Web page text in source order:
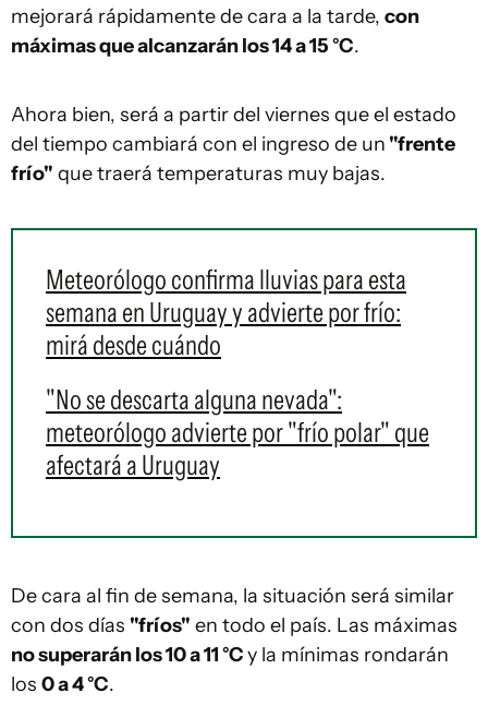
mejorará rápidamente de cara a la tarde, con
máximas que alcanzarán los 14 a 15 °C.
Ahora bien, será a partir del viernes que el estado
del tiempo cambiará con el ingreso de un "frente
frío" que traerá temperaturas muy bajas.
Meteorólogo confirma lluvias para esta
semana en Uruguay y advierte por frío:
mirá desde cuándo
"No se descarta alguna nevada":
meteorólogo advierte por "frío polar" que
afectará a Uruguay
De cara al fin de semana, la situación será similar
con dos días "fríos" en todo el país. Las máximas
no superarán los 10 a 11 °Cy la mínimas rondarán
los 0 a 4 °C.